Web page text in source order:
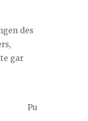
des
gar
Pu